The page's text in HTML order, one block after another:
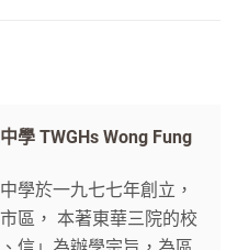
學 TWGHs Wong Fung
學於一九七七年創立，
區， 本著東華三院的校